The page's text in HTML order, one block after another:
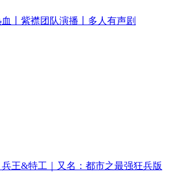
丨紫襟团队演播丨多人有声剧
兵王&特工｜又名：都市之最强狂兵版